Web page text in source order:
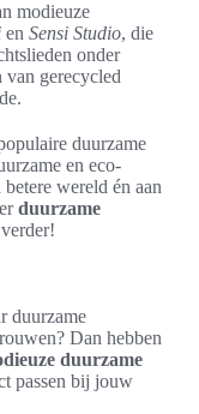
modieuze
en Sensi Studio, die
onder
van gerecycled
duurzame
en eco-
wereld én aan
duurzame
duurzame
Dan hebben
duurzame
passen bij jouw